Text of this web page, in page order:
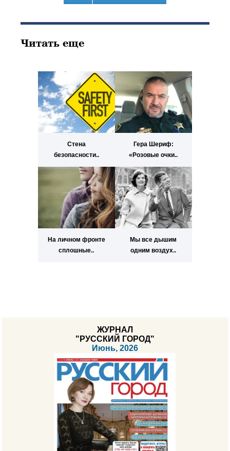
Читать еще
Стена
безопасности..
Гера Шериф:
«Розовые очки..
На личном фронте
сплошные..
Мы все дышим
одним воздух..
ЖУРНАЛ
"РУССКИЙ ГОРОД"
Июнь, 2026